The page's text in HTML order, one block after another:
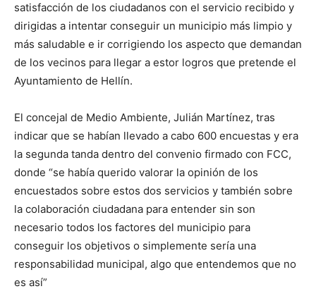
satisfacción de los ciudadanos con el servicio recibido y
dirigidas a intentar conseguir un municipio más limpio y
más saludable e ir corrigiendo los aspecto que demandan
de los vecinos para llegar a estor logros que pretende el
Ayuntamiento de Hellín.
El concejal de Medio Ambiente, Julián Martínez, tras
indicar que se habían llevado a cabo 600 encuestas y era
la segunda tanda dentro del convenio firmado con FCC,
donde “se había querido valorar la opinión de los
encuestados sobre estos dos servicios y también sobre
la colaboración ciudadana para entender sin son
necesario todos los factores del municipio para
conseguir los objetivos o simplemente sería una
responsabilidad municipal, algo que entendemos que no
es así”